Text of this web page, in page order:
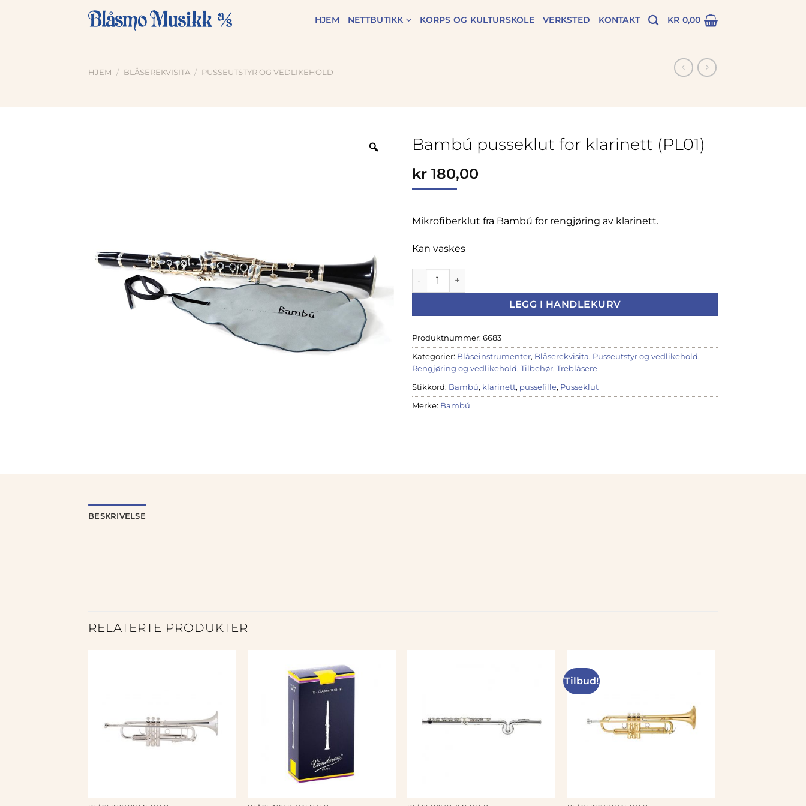
HJEM NETTBUTIKK KORPS OG KULTURSKOLE VERKSTED KONTAKT KR 0,00
HJEM / BLÅSEREKVISITA / PUSSEUTSTYR OG VEDLIKEHOLD
Bambú pusseklut for klarinett (PL01)
kr 180,00
Mikrofiberklut fra Bambú for rengjøring av klarinett.
Kan vaskes
Bambú pusseklut for klarinett (PL01) antall
LEGG I HANDLEKURV
Produktnummer: 6683
Kategorier: Blåseinstrumenter, Blåserekvisita, Pusseutstyr og vedlikehold,
Rengjøring og vedlikehold, Tilbehør, Treblåsere
Stikkord: Bambú, klarinett, pussefille, Pusseklut
Merke: Bambú
BESKRIVELSE
RELATERTE PRODUKTER
Tilbud!